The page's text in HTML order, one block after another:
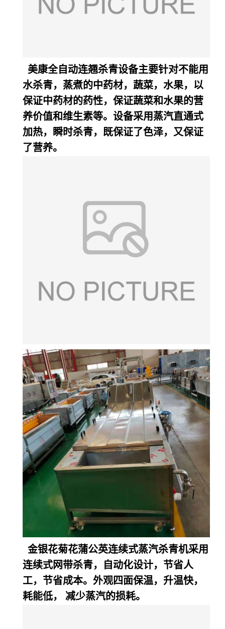
美康全自动连翘杀青设备主要针对不能用
水杀青，蒸煮的中药材，蔬菜，水果，以
保证中药材的药性，保证蔬菜和水果的营
养价值和维生素等。设备采用蒸汽直通式
加热，瞬时杀青，既保证了色泽，又保证
了营养。
金银花菊花蒲公英连续式蒸汽杀青机采用
连续式网带杀青，自动化设计，节省人
工，节省成本。外观四面保温，升温快，
耗能低，
减少蒸汽的损耗。